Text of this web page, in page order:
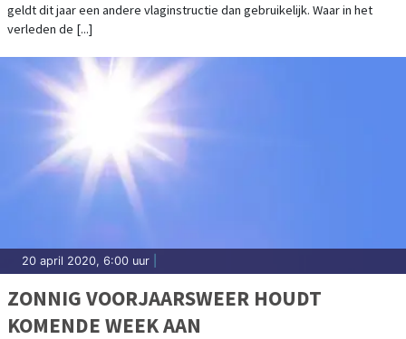
geldt dit jaar een andere vlaginstructie dan gebruikelijk. Waar in het
verleden de [...]
20 april 2020, 6:00 uur
ZONNIG VOORJAARSWEER HOUDT
KOMENDE WEEK AAN